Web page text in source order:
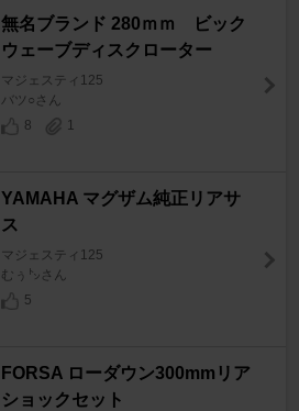
無名ブランド 280ｍｍ ビック
ウェーブディスクローター
マジェスティ125
バツ○さん
8
1
YAMAHA マグザム純正リアサ
ス
マジェスティ125
むぅ㌧さん
5
FORSA ローダウン300mmリア
ショックセット